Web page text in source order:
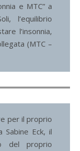
e MTC” a
l’equilibrio
l’insonnia,
(MTC –
per il proprio
Sabine Eck, il
del proprio